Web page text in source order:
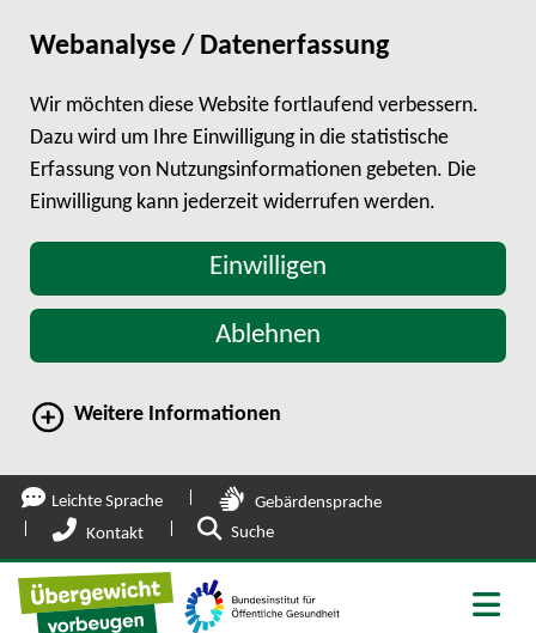
Webanalyse / Datenerfassung
Wir möchten diese Website fortlaufend verbessern.
Dazu wird um Ihre Einwilligung in die statistische
Erfassung von Nutzungsinformationen gebeten. Die
Einwilligung kann jederzeit widerrufen werden.
Einwilligen
Ablehnen
Weitere Informationen
direkt zum Hauptinhalt springen
Leichte Sprache
Gebärdensprache
Kontakt
Zur Suche
Suche